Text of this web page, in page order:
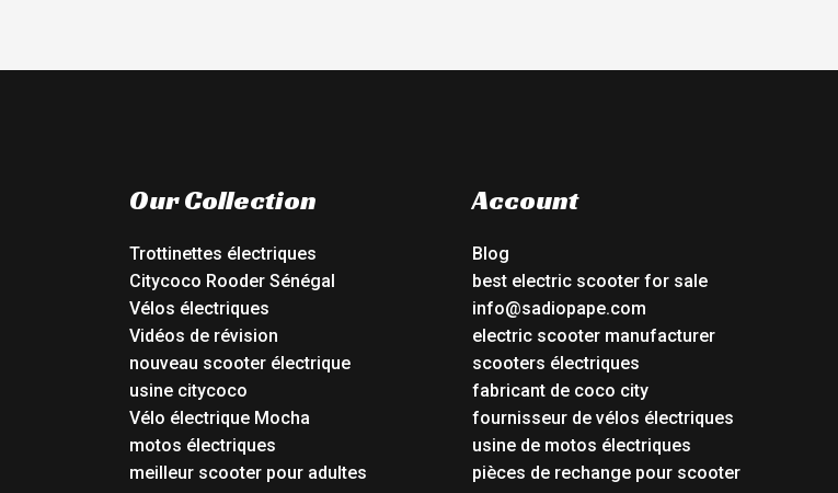
Our Collection
Trottinettes électriques
Citycoco Rooder Sénégal
Vélos électriques
Vidéos de révision
nouveau scooter électrique
usine citycoco
Vélo électrique Mocha
motos électriques
meilleur scooter pour adultes
Account
Blog
best electric scooter for sale
info@sadiopape.com
electric scooter manufacturer
scooters électriques
fabricant de coco city
fournisseur de vélos électriques
usine de motos électriques
pièces de rechange pour scooter